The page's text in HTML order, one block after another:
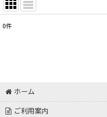
0件
ホーム
ご利用案内